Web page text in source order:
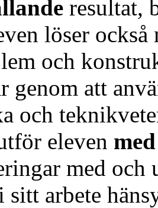
resultat,
löser
och
genom att
och
eleven med
med och
sitt arbete